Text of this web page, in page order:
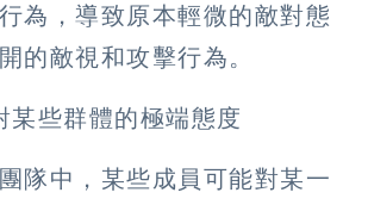
為，導致原本輕微的敵對態
的敵視和攻擊行為。
某些群體的極端態度
隊中，某些成員可能對某一